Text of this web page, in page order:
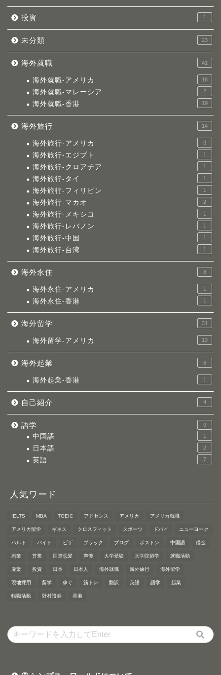
投資 1
未分類 23
海外就職 41
海外就職-アメリカ 18
海外就職-マレーシア 2
海外就職-香港 19
海外旅行 14
海外旅行-アメリカ 3
海外旅行-エジプト 1
海外旅行-クロアチア 1
海外旅行-タイ 1
海外旅行-フィリピン 1
海外旅行-マカオ 2
海外旅行-メキシコ 1
海外旅行-レバノン 1
海外旅行-中国 1
海外旅行-台湾 1
海外永住 8
海外永住-アメリカ 1
海外永住-香港 1
海外留学 31
海外留学-アメリカ 13
海外起業 6
海外起業-香港 1
自己紹介 4
語学 9
中国語 1
日本語 2
英語 7
人気ワード
IELTS MBA TOEIC アドセンス アメリカ アメリカ就職
アメリカ留学 ギネス クロスフィット スポーツ ドバイ ニューヨーク
ハルト バイト ビザ ブラック ブログ ボストン 中国語 借金
副業 営業 国際恋愛 声優 大学受験 大学院留学 就職活動
廃業 投資 日本 日本人 海外就職 海外旅行 海外留学
現地採用 留学 稼ぐ 筋トレ 翻訳 英語 語学 起業
転職活動 野村證券 香港